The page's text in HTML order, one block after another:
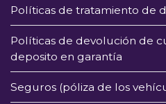
Políticas de tratamiento de
Políticas de devolución de
deposito en garantía
Seguros (póliza de los